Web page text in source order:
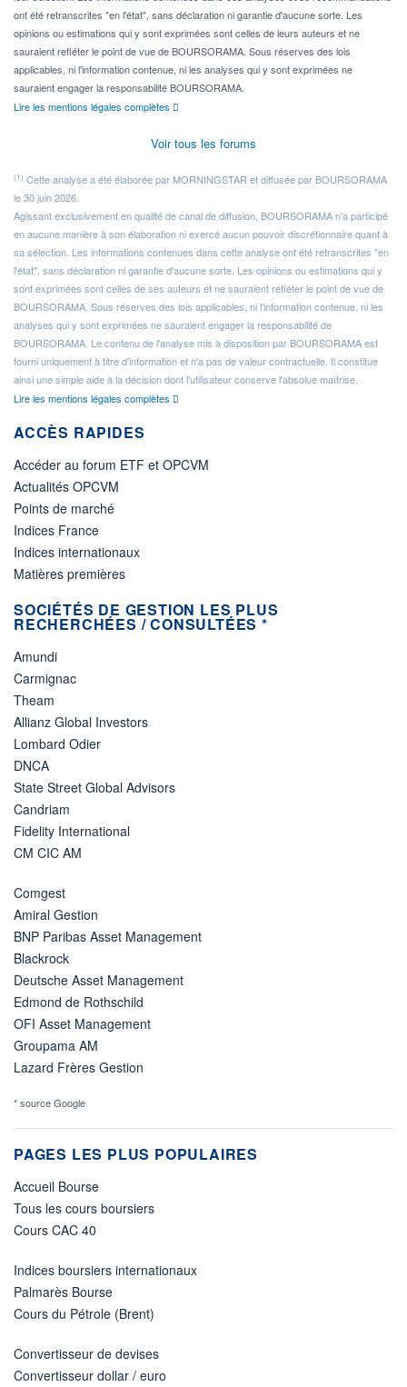
ont été retranscrites "en l'état", sans déclaration ni garantie d'aucune sorte. Les
opinions ou estimations qui y sont exprimées sont celles de leurs auteurs et ne
sauraient refléter le point de vue de BOURSORAMA. Sous réserves des lois
applicables, ni l'information contenue, ni les analyses qui y sont exprimées ne
sauraient engager la responsabilité BOURSORAMA.
Lire les mentions légales complètes
Voir tous les forums
(1) Cette analyse a été élaborée par MORNINGSTAR et diffusée par BOURSORAMA
le 30 juin 2026.
Agissant exclusivement en qualité de canal de diffusion, BOURSORAMA n'a participé
en aucune manière à son élaboration ni exercé aucun pouvoir discrétionnaire quant à
sa sélection. Les informations contenues dans cette analyse ont été retranscrites "en
l'état", sans déclaration ni garantie d'aucune sorte. Les opinions ou estimations qui y
sont exprimées sont celles de ses auteurs et ne sauraient refléter le point de vue de
BOURSORAMA. Sous réserves des lois applicables, ni l'information contenue, ni les
analyses qui y sont exprimées ne sauraient engager la responsabilité de
BOURSORAMA. Le contenu de l'analyse mis à disposition par BOURSORAMA est
fourni uniquement à titre d'information et n'a pas de valeur contractuelle. Il constitue
ainsi une simple aide à la décision dont l'utilisateur conserve l'absolue maîtrise.
Lire les mentions légales complètes
ACCÈS RAPIDES
Accéder au forum ETF et OPCVM
Actualités OPCVM
Points de marché
Indices France
Indices internationaux
Matières premières
SOCIÉTÉS DE GESTION LES PLUS
RECHERCHÉES / CONSULTÉES *
Amundi
Carmignac
Theam
Allianz Global Investors
Lombard Odier
DNCA
State Street Global Advisors
Candriam
Fidelity International
CM CIC AM
Comgest
Amiral Gestion
BNP Paribas Asset Management
Blackrock
Deutsche Asset Management
Edmond de Rothschild
OFI Asset Management
Groupama AM
Lazard Frères Gestion
* source Google
PAGES LES PLUS POPULAIRES
Accueil Bourse
Tous les cours boursiers
Cours CAC 40
Indices boursiers internationaux
Palmarès Bourse
Cours du Pétrole (Brent)
Convertisseur de devises
Convertisseur dollar / euro